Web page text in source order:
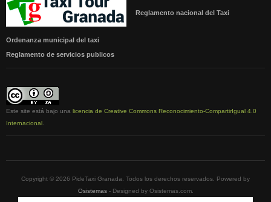
Reglamento nacional del Taxi
Ordenanza municipal del taxi
Reglamento de servicios publicos
Este site está bajo una licencia de Creative Commons Reconocimiento-CompartirIgual 4.0
Internacional.
Copyright © 2026 PideTaxi Granada. Todos los derechos reservados. Powered by
Osistemas- Designed by Osistemas.com.